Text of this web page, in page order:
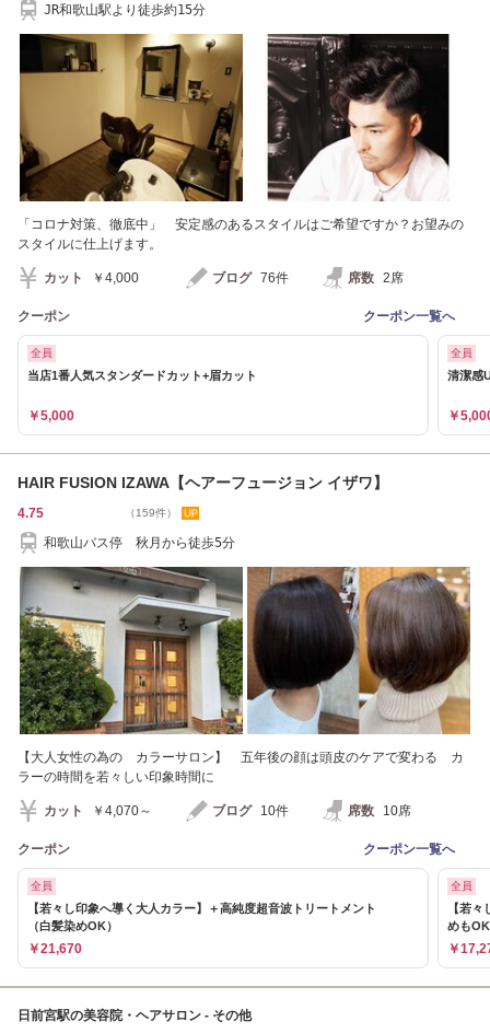
JR和歌山駅より徒歩約15分
「コロナ対策、徹底中」 安定感のあるスタイルはご希望ですか？お望みの
スタイルに仕上げます。
カット ￥4,000 ブログ 76件 席数 2席
クーポン クーポン一覧へ
全員
当店1番人気スタンダードカット+眉カット
￥5,000
全員
清潔感
￥
HAIR FUSION IZAWA【ヘアーフュージョン イザワ】
4.75 （159件）
和歌山バス停 秋月から徒歩5分
【大人女性の為の カラーサロン】 五年後の顔は頭皮のケアで変わる カ
ラーの時間を若々しい印象時間に
カット ￥4,070～ ブログ 10件 席数 10席
クーポン クーポン一覧へ
全員
【若々し印象へ導く大人カラー】＋高純度超音波トリートメント
（白髪染めOK）
￥21,670
全員
【若
めも
￥
日前宮駅の美容院・ヘアサロン - その他